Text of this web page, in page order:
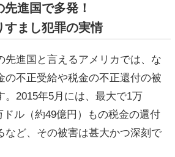
進国で多発！
すまし犯罪の実情
先進国と言えるアメリカでは、な
の不正受給や税金の不正還付の被
。2015年5月には、最大で1万
ドル（約49億円）もの税金の還付
など、その被害は甚大かつ深刻で